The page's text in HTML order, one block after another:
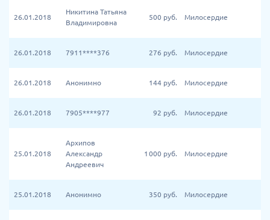
26.01.2018
Никитина Татьяна
Владимировна
500 руб. Милосердие
26.01.2018 7911****376 276 руб. Милосердие
26.01.2018 Анонимно 144 руб. Милосердие
26.01.2018 7905****977 92 руб. Милосердие
25.01.2018
Архипов
Александр
Андреевич
1 000 руб. Милосердие
25.01.2018 Анонимно 350 руб. Милосердие